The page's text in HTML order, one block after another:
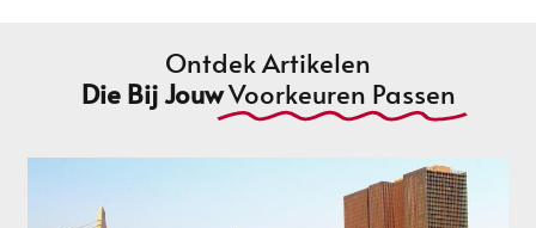
Ontdek Artikelen
Die Bij JouwVoorkeuren Passen